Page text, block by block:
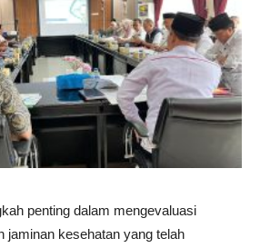
penting dalam mengevaluasi
jaminan kesehatan yang telah